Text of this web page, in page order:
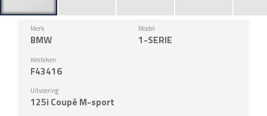
Merk
BMW
Model
1-SERIE
Kenteken
F43416
Uitvoering
125i Coupé M-sport